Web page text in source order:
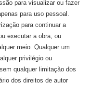
para visualizar ou fazer
para uso pessoal.
para continuar a
executar a obra, ou
meio. Qualquer um
privilégio ou
qualquer limitação dos
dos direitos de autor